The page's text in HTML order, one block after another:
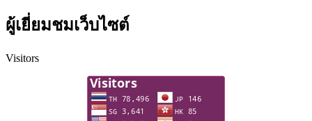
ผู้เยี่ยมชมเว็บไซต์
Visitors